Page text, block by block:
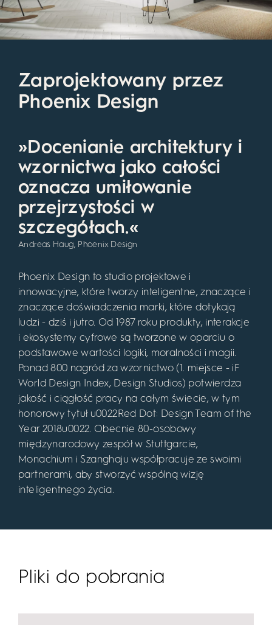
Zaprojektowany przez
Phoenix Design
»Docenianie architektury i
wzornictwa jako całości
oznacza umiłowanie
przejrzystości w
szczegółach.«
Andreas Haug, Phoenix Design
Phoenix Design to studio projektowe i
innowacyjne, które tworzy inteligentne, znaczące i
znaczące doświadczenia marki, które dotykają
ludzi - dziś i jutro. Od 1987 roku produkty, interakcje
i ekosystemy cyfrowe są tworzone w oparciu o
podstawowe wartości logiki, moralności i magii.
Ponad 800 nagród za wzornictwo (1. miejsce - iF
World Design Index, Design Studios) potwierdza
jakość i ciągłość pracy na całym świecie, w tym
honorowy tytuł u0022Red Dot: Design Team of the
Year 2018u0022. Obecnie 80-osobowy
międzynarodowy zespół w Stuttgarcie,
Monachium i Szanghaju współpracuje ze swoimi
partnerami, aby stworzyć wspólną wizję
inteligentnego życia.
Pliki do pobrania